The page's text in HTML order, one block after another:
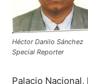
Héctor Danilo Sánchez
Special Reporter
Palacio